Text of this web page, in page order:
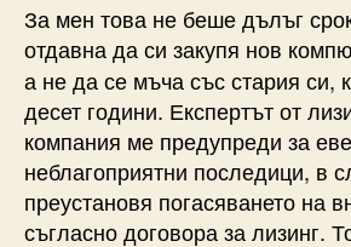
За мен това не беше дълъг
отдавна да си закупя нов
а не да се мъча със стария си,
десет години. Експертът от
компания ме предупреди за
неблагоприятни последици, в
преустановя погасяването на
съгласно договора за лизинг.